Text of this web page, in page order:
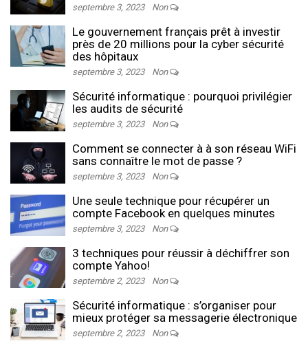
septembre 3, 2023 Non
Le gouvernement français prêt à investir
près de 20 millions pour la cyber sécurité
des hôpitaux
septembre 3, 2023 Non
Sécurité informatique : pourquoi privilégier
les audits de sécurité
septembre 3, 2023 Non
Comment se connecter à à son réseau WiFi
sans connaître le mot de passe ?
septembre 3, 2023 Non
Une seule technique pour récupérer un
compte Facebook en quelques minutes
septembre 3, 2023 Non
3 techniques pour réussir à déchiffrer son
compte Yahoo!
septembre 2, 2023 Non
Sécurité informatique : s’organiser pour
mieux protéger sa messagerie électronique
septembre 2, 2023 Non